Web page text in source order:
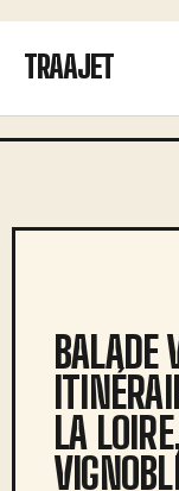
contenu
TRAAJET
BALADE
LA